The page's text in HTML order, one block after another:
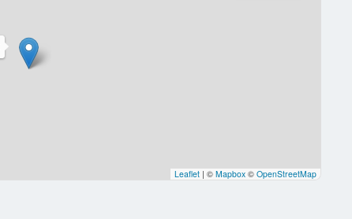
Leaflet | © Mapbox © OpenStreetMap